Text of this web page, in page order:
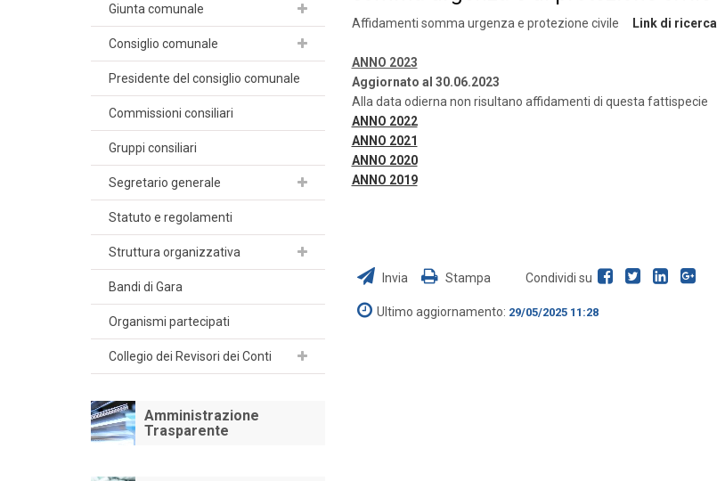
Giunta comunale
Consiglio comunale
Presidente del consiglio comunale
Commissioni consiliari
Gruppi consiliari
Segretario generale
Statuto e regolamenti
Struttura organizzativa
Bandi di Gara
Organismi partecipati
Collegio dei Revisori dei Conti
Amministrazione
Trasparente
Affidamenti somma urgenza e protezione civile Link di ricerca
ANNO 2023
Aggiornato al 30.06.2023
Alla data odierna non risultano affidamenti di questa fattispecie
ANNO 2022
ANNO 2021
ANNO 2020
ANNO 2019
Invia Stampa Condividi su
Ultimo aggiornamento: 29/05/2025 11:28